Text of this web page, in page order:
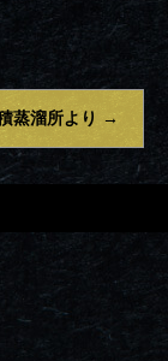
蒸溜所より →